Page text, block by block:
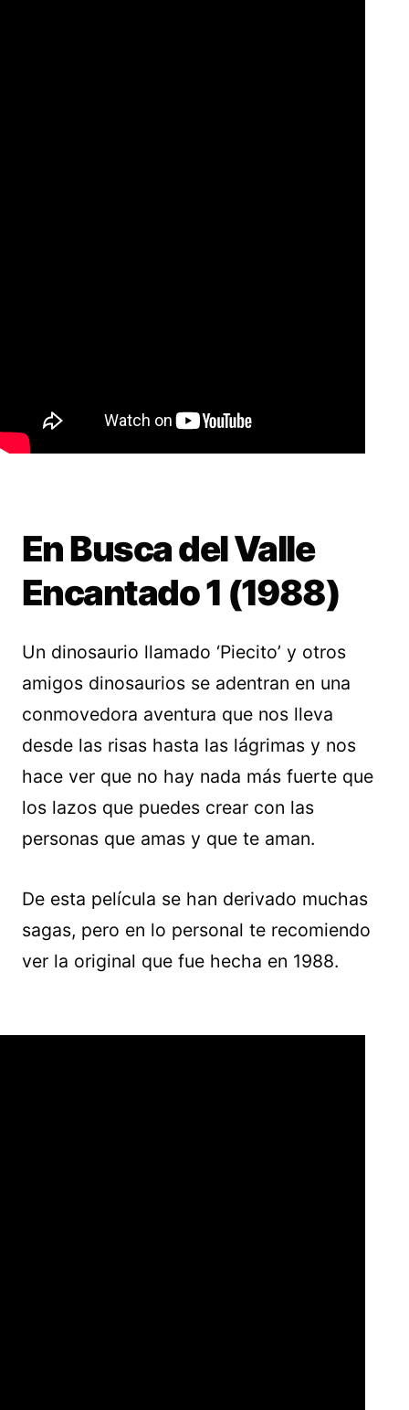
En Busca del Valle
Encantado 1 (1988)
Un dinosaurio llamado ‘Piecito’ y otros
amigos dinosaurios se adentran en una
conmovedora aventura que nos lleva
desde las risas hasta las lágrimas y nos
hace ver que no hay nada más fuerte que
los lazos que puedes crear con las
personas que amas y que te aman.
De esta película se han derivado muchas
sagas, pero en lo personal te recomiendo
ver la original que fue hecha en 1988.